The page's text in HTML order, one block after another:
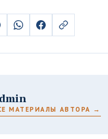
МАТЕРИАЛЫ АВТОРА →